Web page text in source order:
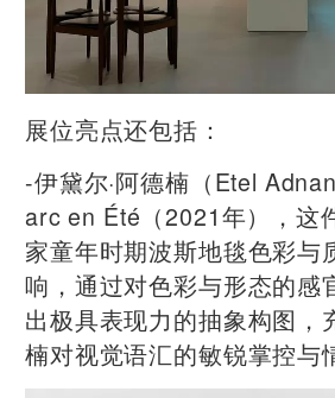
展位亮点还包括：
-伊黛尔·阿德楠（Etel
arc en Été（2021年），这
家童年时期波斯地毯色彩与
响，通过对色彩与形态的感
出极具表现力的抽象构图，
楠对视觉语汇的敏锐掌控与